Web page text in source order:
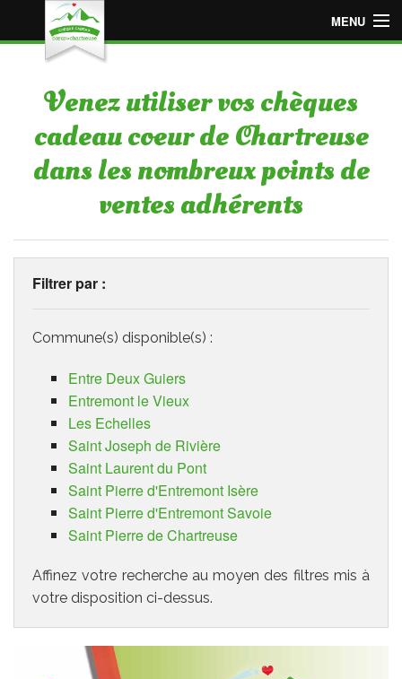
MENU
Accueil
Espace « Employeur »
Espace « Particulier »
Points de vente adhérents
Venez utiliser vos chèques
cadeau coeur de Chartreuse
dans les nombreux points de
ventes adhérents
Filtrer par :
Commune(s) disponible(s) :
Entre Deux Guiers
Entremont le Vieux
Les Echelles
Saint Joseph de Rivière
Saint Laurent du Pont
Saint Pierre d'Entremont Isère
Saint Pierre d'Entremont Savoie
Saint Pierre de Chartreuse
Affinez votre recherche au moyen des filtres mis à
votre disposition ci-dessus.